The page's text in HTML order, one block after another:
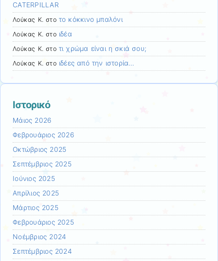
CATERPILLAR
Λούκας Κ. στο το κόκκινο μπαλόνι
Λούκας Κ. στο ιδέα
Λούκας Κ. στο τι χρώμα είναι η σκιά σου;
Λούκας Κ. στο ιδέες από την ιστορία…
Ιστορικό
Μάιος 2026
Φεβρουάριος 2026
Οκτώβριος 2025
Σεπτέμβριος 2025
Ιούνιος 2025
Απρίλιος 2025
Μάρτιος 2025
Φεβρουάριος 2025
Νοέμβριος 2024
Σεπτέμβριος 2024